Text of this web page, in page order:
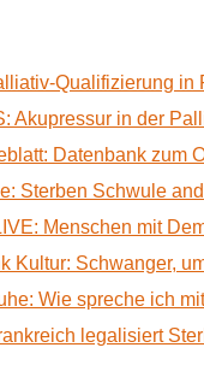
Qualifizierung
Akupressur in der
Datenbank zum
Sterben Schwule
Menschen mit
Kultur: Schwanger,
Wie spreche ich
legalisiert